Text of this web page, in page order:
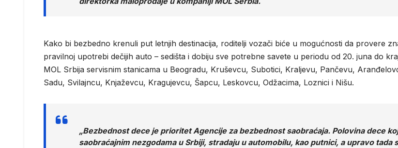
Kako bi bezbedno krenuli put letnjih destinacija, roditelji vozači biće u mogućnosti da provere
pravilnoj upotrebi dečijih auto – sedišta i dobiju sve potrebne savete u periodu od 20. juna do
MOL Srbija servisnim stanicama u Beogradu, Kruševcu, Subotici, Kraljevu, Pančevu,
Sadu, Svilajncu, Knjaževcu, Kragujevcu, Šapcu, Leskovcu, Odžacima, Loznici i Nišu.
„Bezbednost dece je prioritet Agencije za bezbednost saobraćaja. Polovina dece
saobraćajnim nezgodama u Srbiji, stradaju u automobilu, kao putnici, a upravo tada